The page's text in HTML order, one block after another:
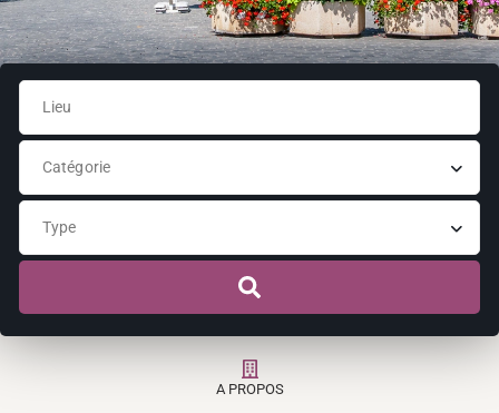
Catégorie
Type
A PROPOS